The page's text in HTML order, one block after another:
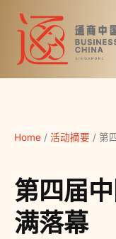
Home / 活动摘要 / 第
第四届
满落幕